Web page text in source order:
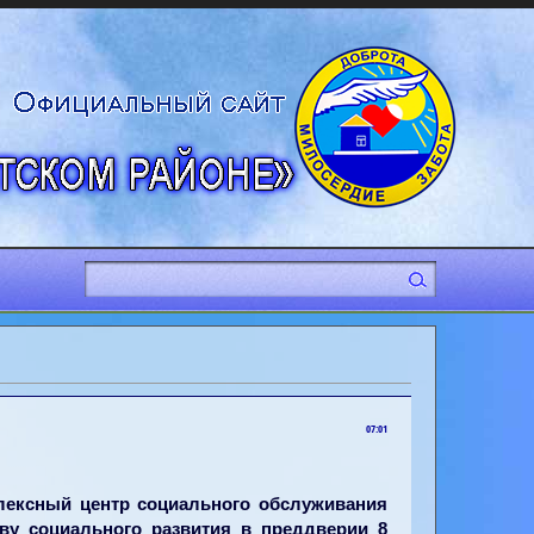
07:01
центр социального обслуживания
социального развития в преддверии 8